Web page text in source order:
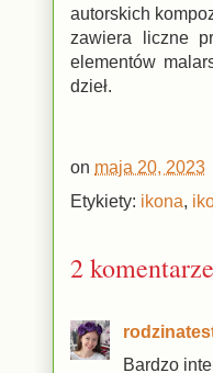
autorskich
zawiera liczne
elementów
dzieł.
on maja 20, 2023
Etykiety: ikona,
2
Bardzo